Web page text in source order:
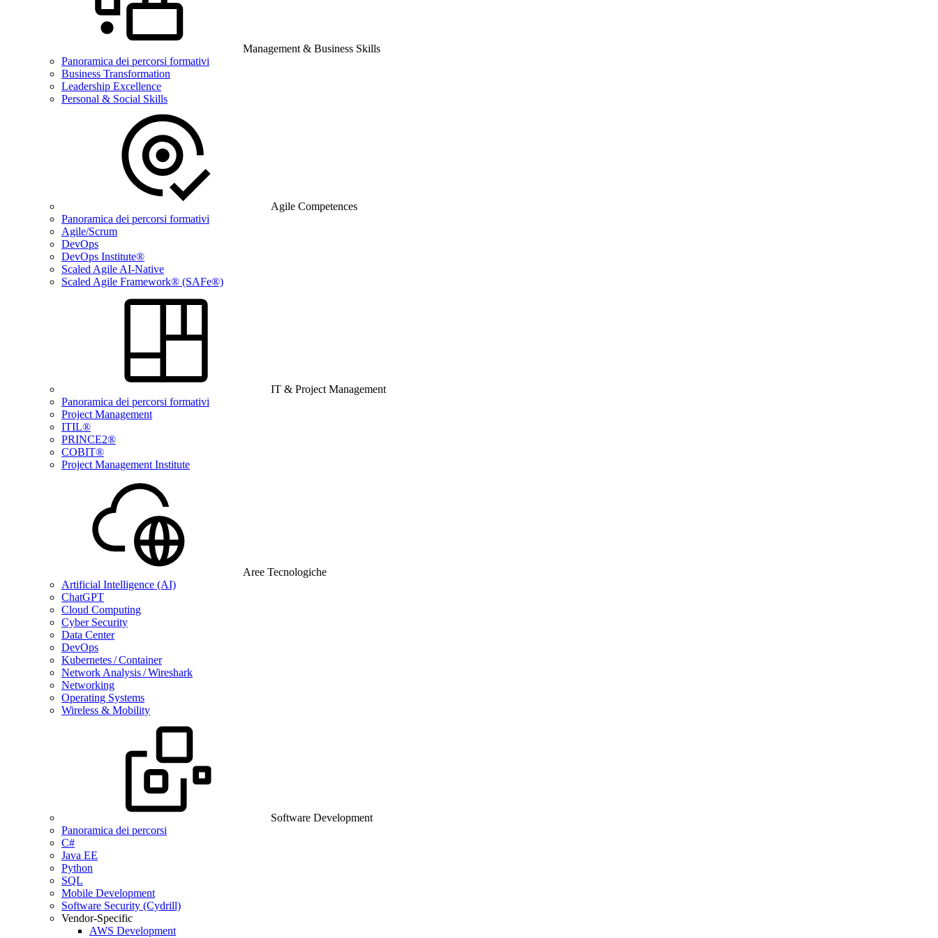
Management & Business Skills
Panoramica dei percorsi formativi
Business Transformation
Leadership Excellence
Personal & Social Skills
Agile Competences
Panoramica dei percorsi formativi
Agile/Scrum
DevOps
DevOps Institute®
Scaled Agile AI-Native
Scaled Agile Framework® (SAFe®)
IT & Project Management
Panoramica dei percorsi formativi
Project Management
ITIL®
PRINCE2®
COBIT®
Project Management Institute
Aree Tecnologiche
Artificial Intelligence (AI)
ChatGPT
Cloud Computing
Cyber Security
Data Center
DevOps
Kubernetes / Container
Network Analysis / Wireshark
Networking
Operating Systems
Wireless & Mobility
Software Development
Panoramica dei percorsi
C#
Java EE
Python
SQL
Mobile Development
Software Security (Cydrill)
Vendor-Specific
AWS Development